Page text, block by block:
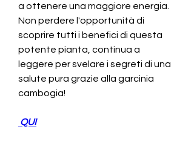
a ottenere una maggiore energia.
Non perdere l'opportunità di
scoprire tutti i benefici di questa
potente pianta, continua a
leggere per svelare i segreti di una
salute pura grazie alla garcinia
cambogia!
QUI